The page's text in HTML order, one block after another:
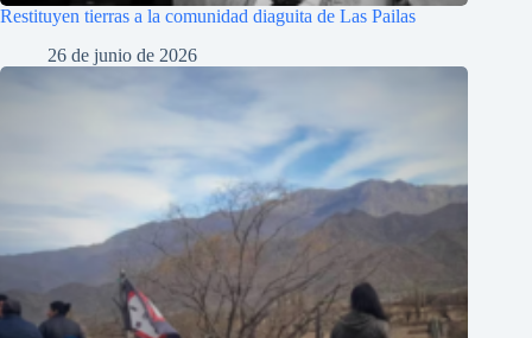
Restituyen tierras a la comunidad diaguita de Las Pailas
26 de junio de 2026